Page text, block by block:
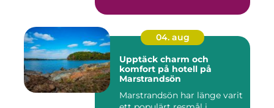
04. aug
Upptäck charm och
komfort på hotell på
Marstrandsön
Marstrandsön har länge varit